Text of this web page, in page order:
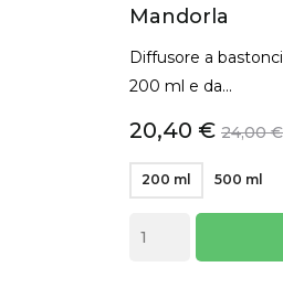
Mandorla
Diffusore a
200 ml e da...
20,40 € 24,00 €
200 ml 500 ml